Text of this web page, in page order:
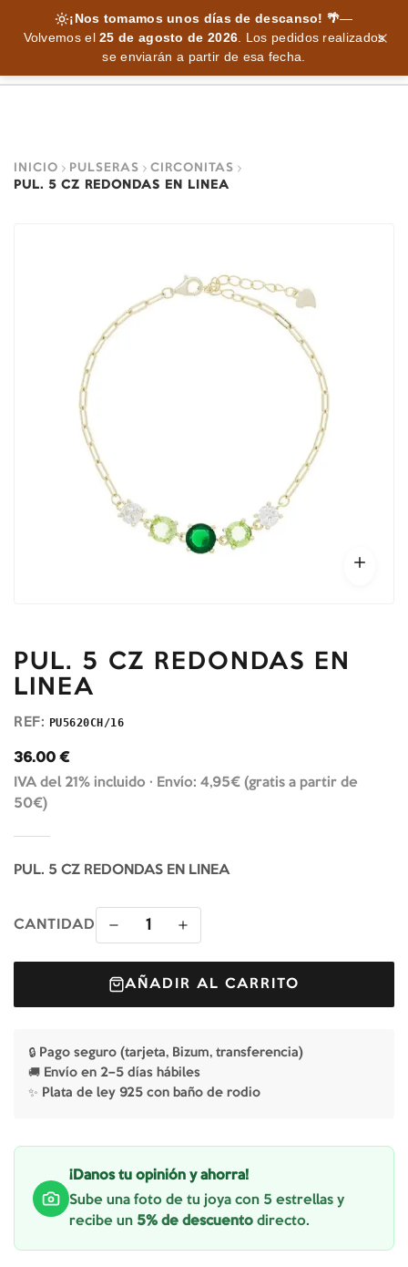
¡Nos tomamos unos días de descanso! 🌴—
Volvemos el25 de agosto de 2026. Los pedidos realizados
se enviarán a partir de esa fecha.
INICIO PULSERAS
CIRCONITAS
PUL. 5 CZ REDONDAS EN LINEA
PUL. 5 CZ REDONDAS EN
LINEA
REF: PU5620CH/16
36.00 €
IVA del 21% incluido · Envío: 4,95€ (gratis a partir de
50€)
PUL. 5 CZ REDONDAS EN LINEA
CANTIDAD 1
AÑADIR AL CARRITO
🔒 Pago seguro (tarjeta, Bizum, transferencia)
🚚 Envío en 2–5 días hábiles
✨ Plata de ley 925 con baño de rodio
¡Danos tu opinión y ahorra!
Sube una foto de tu joya con 5 estrellas y
recibe un 5% de descuento directo.